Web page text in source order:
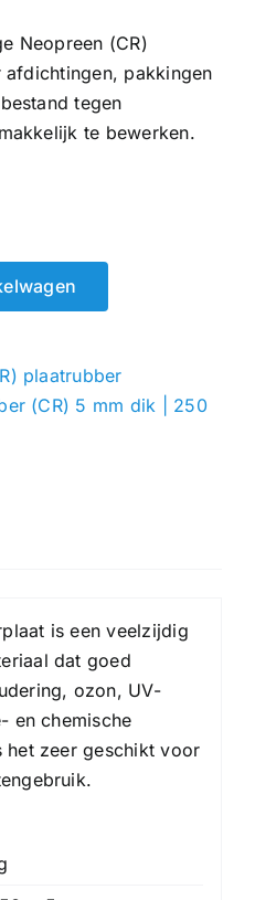
Neopreen (CR)
pakkingen
tegen
te bewerken.
plaatrubber
(CR) 5 mm dik | 250
is een veelzijdig
dat goed
ozon, UV-
en chemische
het zeer geschikt voor